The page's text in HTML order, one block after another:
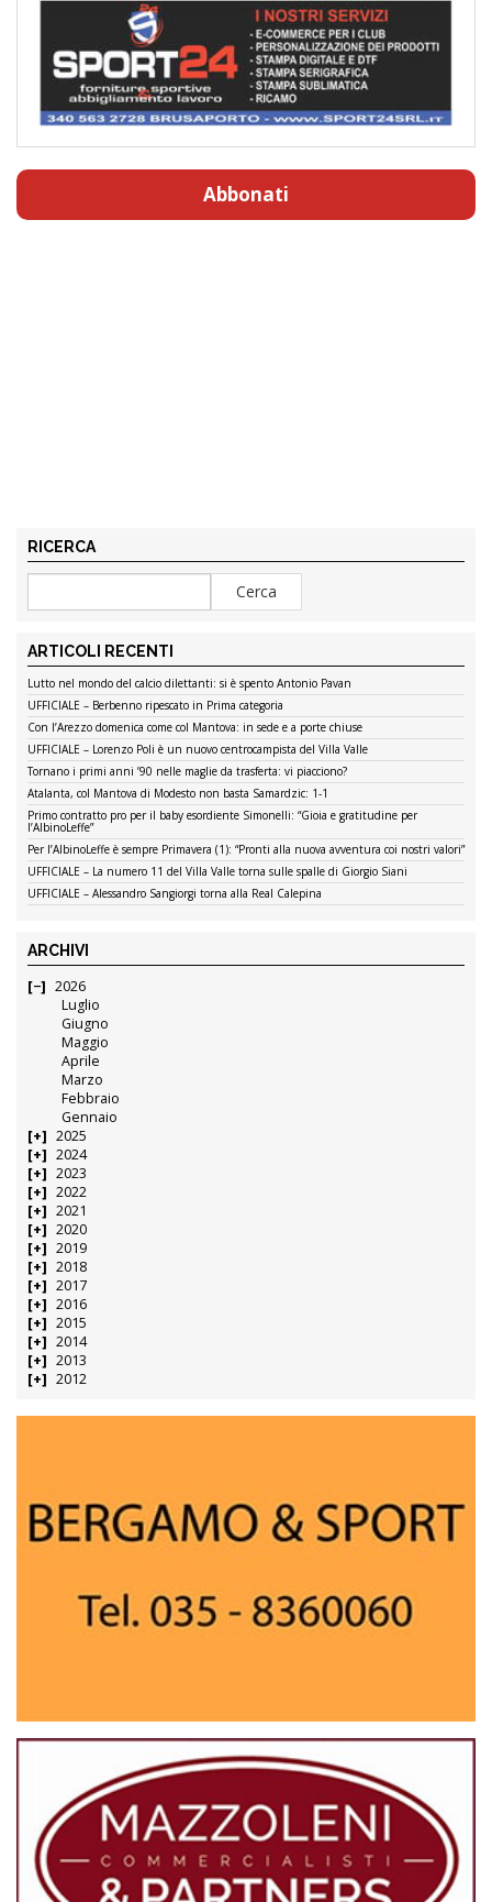
Abbonati
RICERCA
ARTICOLI RECENTI
Lutto nel mondo del calcio dilettanti: si è spento Antonio Pavan
UFFICIALE – Berbenno ripescato in Prima categoria
Con l’Arezzo domenica come col Mantova: in sede e a porte chiuse
UFFICIALE – Lorenzo Poli è un nuovo centrocampista del Villa Valle
Tornano i primi anni ’90 nelle maglie da trasferta: vi piacciono?
Atalanta, col Mantova di Modesto non basta Samardzic: 1-1
Primo contratto pro per il baby esordiente Simonelli: “Gioia e gratitudine per
l’AlbinoLeffe”
Per l’AlbinoLeffe è sempre Primavera (1): “Pronti alla nuova avventura coi nostri valori”
UFFICIALE – La numero 11 del Villa Valle torna sulle spalle di Giorgio Siani
UFFICIALE – Alessandro Sangiorgi torna alla Real Calepina
ARCHIVI
2026
Luglio
Giugno
Maggio
Aprile
Marzo
Febbraio
Gennaio
2025
2024
2023
2022
2021
2020
2019
2018
2017
2016
2015
2014
2013
2012